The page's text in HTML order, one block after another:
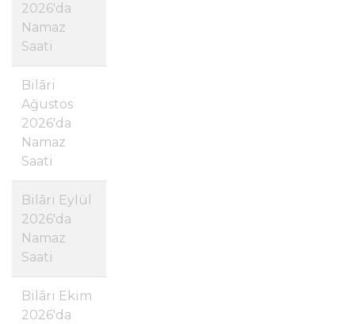
2026'da
Namaz
Saati
Bilāri
Ağustos
2026'da
Namaz
Saati
Bilāri Eylül
2026'da
Namaz
Saati
Bilāri Ekim
2026'da